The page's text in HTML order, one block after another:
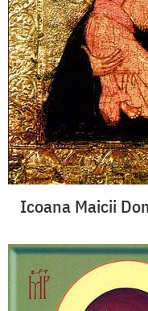
Icoana Maicii